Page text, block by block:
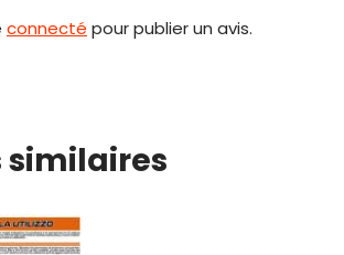
connecté pour publier un avis.
similaires